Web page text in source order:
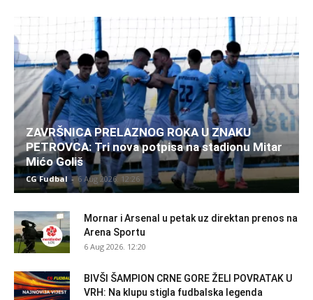
ZAVRŠNICA PRELAZNOG ROKA U ZNAKU
PETROVCA: Tri nova potpisa na stadionu Mitar
Mićo Goliš
CG Fudbal - 6 Aug 2026. 12:26
Mornar i Arsenal u petak uz direktan prenos na
Arena Sportu
6 Aug 2026. 12:20
BIVŠI ŠAMPION CRNE GORE ŽELI POVRATAK U
VRH: Na klupu stigla fudbalska legenda